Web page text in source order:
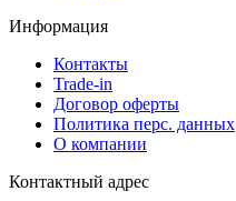
Информация
Контакты
Trade-in
Договор оферты
Политика перс. данных
О компании
Контактный адрес